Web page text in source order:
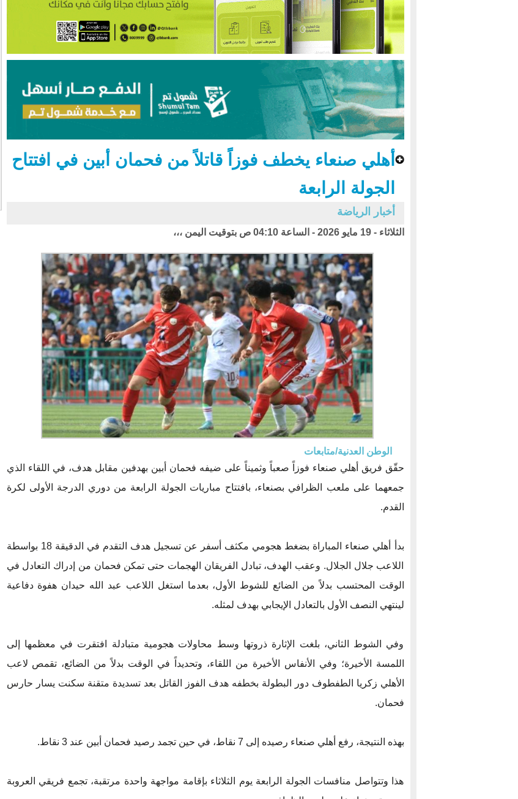
أهلي صنعاء يخطف فوزاً قاتلاً من فحمان أبين في افتتاح
الجولة الرابعة
أخبار الرياضة
الثلاثاء - 19 مايو 2026 - الساعة 04:10 ص بتوقيت اليمن ،،،
الوطن العدنية/متابعات
حقّق فريق أهلي صنعاء فوزاً صعباً وثميناً على ضيفه فحمان أبين بهدفين مقابل هدف، في اللقاء الذي
جمعهما على ملعب الظرافي بصنعاء، بافتتاح مباريات الجولة الرابعة من دوري الدرجة الأولى لكرة
القدم.
بدأ أهلي صنعاء المباراة بضغط هجومي مكثف أسفر عن تسجيل هدف التقدم في الدقيقة 18 بواسطة
اللاعب جلال الجلال. وعقب الهدف، تبادل الفريقان الهجمات حتى تمكن فحمان من إدراك التعادل في
الوقت المحتسب بدلاً من الضائع للشوط الأول، بعدما استغل اللاعب عبد الله حيدان هفوة دفاعية
لينتهي النصف الأول بالتعادل الإيجابي بهدف لمثله.
وفي الشوط الثاني، بلغت الإثارة ذروتها وسط محاولات هجومية متبادلة افتقرت في معظمها إلى
اللمسة الأخيرة؛ وفي الأنفاس الأخيرة من اللقاء، وتحديداً في الوقت بدلاً من الضائع، تقمص لاعب
الأهلي زكريا الطفطوف دور البطولة بخطفه هدف الفوز القاتل بعد تسديدة متقنة سكنت يسار حارس
فحمان.
بهذه النتيجة، رفع أهلي صنعاء رصيده إلى 7 نقاط، في حين تجمد رصيد فحمان أبين عند 3 نقاط.
هذا وتتواصل منافسات الجولة الرابعة يوم الثلاثاء بإقامة مواجهة واحدة مرتقبة، تجمع فريقي العروبة